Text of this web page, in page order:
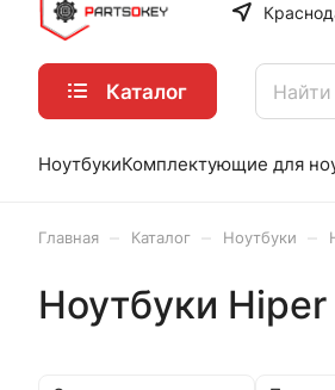
Каталог
НоутбукиКомплектующие для
Главная Каталог Ноутбуки
Ноутбуки Hiper